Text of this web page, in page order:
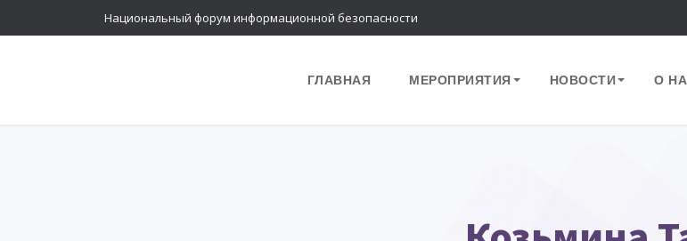
Национальный форум информационной безопасности
ГЛАВНАЯ МЕРОПРИЯТИЯ НОВОСТИ О